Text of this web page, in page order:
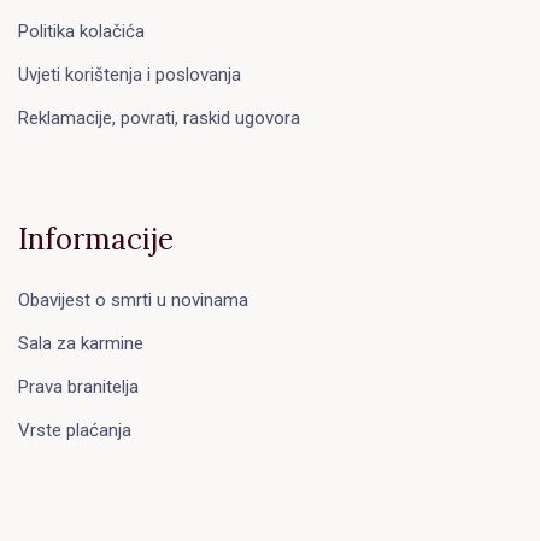
Politika kolačića
Uvjeti korištenja i poslovanja
Reklamacije, povrati, raskid ugovora
Informacije
Obavijest o smrti u novinama
Sala za karmine
Prava branitelja
Vrste plaćanja